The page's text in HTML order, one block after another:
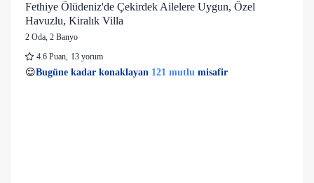
Fethiye Ölüdeniz'de Çekirdek Ailelere Uygun, Özel
Havuzlu, Kiralık Villa
2 Oda, 2 Banyo
4.6 Puan, 13 yorum
👀Son 1 saatte31 kişigörüntüledi
27 kişi